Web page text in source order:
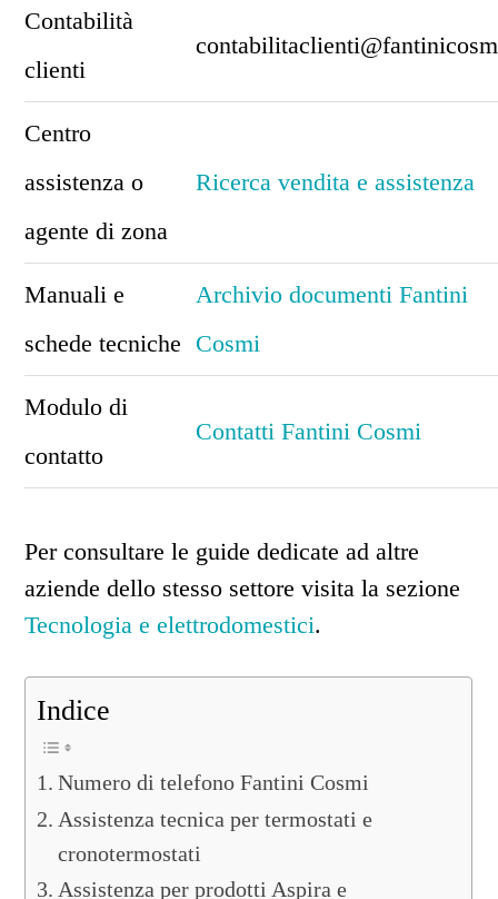
Contabilità
clienti
Centro
assistenza o
agente di zona
Ricerca vendita e assistenza
Manuali e
schede tecniche
Archivio documenti Fantini
Cosmi
Modulo di
contatto
Contatti Fantini Cosmi
Per consultare le guide dedicate ad altre
aziende dello stesso settore visita la sezione
Tecnologia e elettrodomestici.
Indice
Numero di telefono Fantini Cosmi
Assistenza tecnica per termostati e
cronotermostati
Assistenza per prodotti Aspira e